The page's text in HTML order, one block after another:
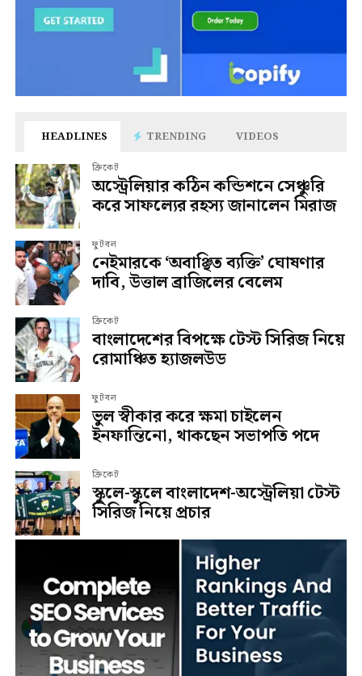
HEADLINES TRENDING VIDEOS
ক্রিকেট
অস্ট্রেলিয়ার কঠিন কন্ডিশনে সেঞ্চুরি
করে সাফল্যের রহস্য জানালেন মিরাজ
ফুটবল
নেইমারকে ‘অবাঞ্ছিত ব্যক্তি’ ঘোষণার
দাবি, উত্তাল ব্রাজিলের বেলেম
ক্রিকেট
বাংলাদেশের বিপক্ষে টেস্ট সিরিজ নিয়ে
রোমাঞ্চিত হ্যাজলউড
ফুটবল
ভুল স্বীকার করে ক্ষমা চাইলেন
ইনফান্তিনো, থাকছেন সভাপতি পদে
ক্রিকেট
স্কুলে-স্কুলে বাংলাদেশ-অস্ট্রেলিয়া টেস্ট
সিরিজ নিয়ে প্রচার